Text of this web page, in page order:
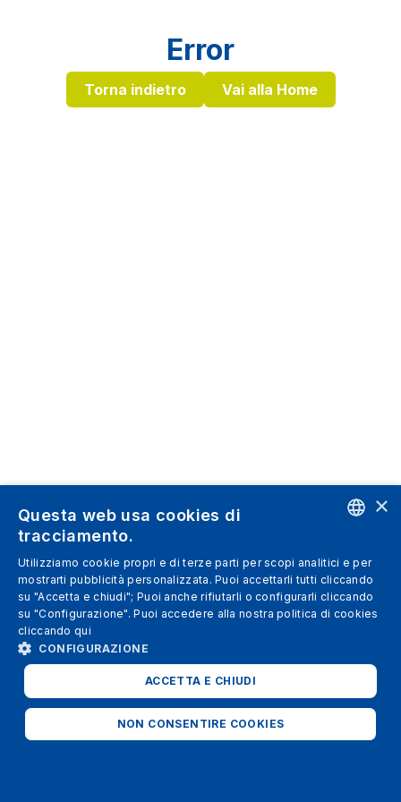
Error
Torna indietro Vai alla Home
SPANISH
ITALIAN
FRENCH
×
Questa web usa cookies di
tracciamento.
Utilizziamo cookie propri e di terze parti per scopi analitici e per
mostrarti pubblicità personalizzata. Puoi accettarli tutti cliccando
su "Accetta e chiudi"; Puoi anche rifiutarli o configurarli cliccando
su "Configurazione". Puoi accedere alla nostra politica di cookies
cliccando qui
CONFIGURAZIONE
ACCETTA E CHIUDI
NON CONSENTIRE COOKIES